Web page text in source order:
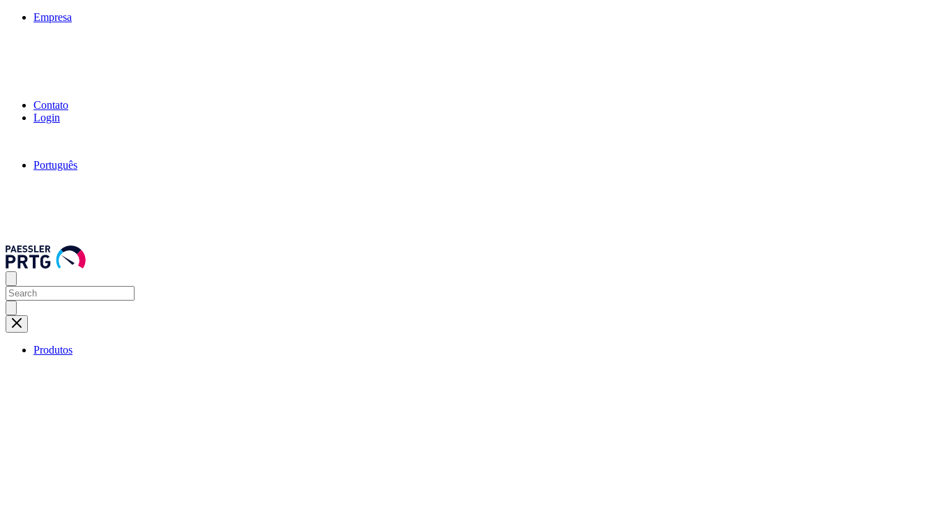
Empresa
Contato
Login
Português
Produtos